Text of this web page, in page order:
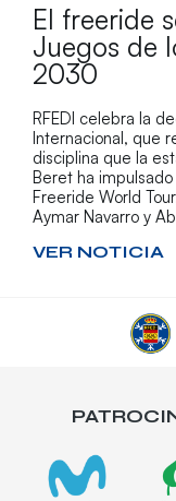
El freeride
Juegos de
2030
RFEDI celebra la
Internacional, que
disciplina que la
Beret ha
Freeride World
Aymar Navarro y
VER NOTICIA